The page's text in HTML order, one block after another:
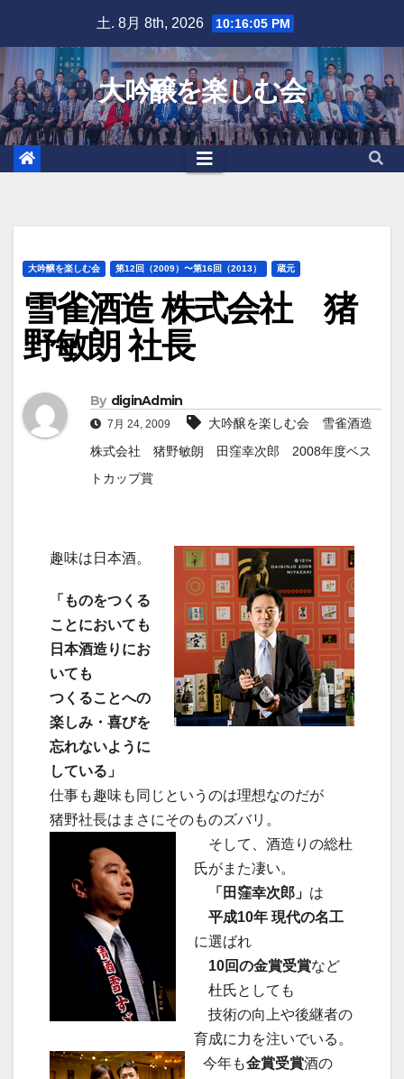
content
土. 8月 8th, 2026 10:16:06 PM
大吟醸を楽しむ会
大吟醸を楽しむ会 第12回（2009）〜第16回（2013） 蔵元
雪雀酒造 株式会社 猪
野敏朗 社長
By diginAdmin
7月 24, 2009
大吟醸を楽しむ会 雪雀酒造
株式会社 猪野敏朗 田窪幸次郎 2008年度ベス
トカップ賞
趣味は日本酒。
「ものをつくる
ことにおいても
日本酒造りにお
いても
つくることへの
楽しみ・喜びを
忘れないように
している」
仕事も趣味も同じというのは理想なのだが
猪野社長はまさにそのものズバリ。
そして、酒造りの総杜
氏がまた凄い。
「田窪幸次郎」 は
平成10年 現代の名工
に選ばれ
10回の金賞受賞など
杜氏としても
技術の向上や後継者の
育成に力を注いでいる。
今年も金賞受賞酒の